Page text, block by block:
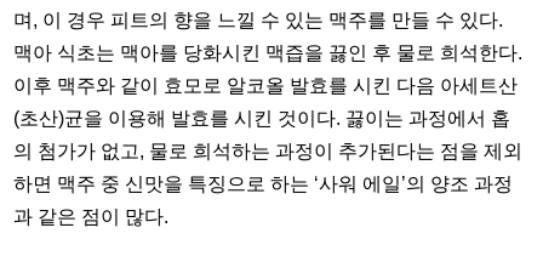
며, 이 경우 피트의 향을 느낄 수 있는 맥주를 만들 수 있다.
맥아 식초는 맥아를 당화시킨 맥즙을 끓인 후 물로 희석한다.
이후 맥주와 같이 효모로 알코올 발효를 시킨 다음 아세트산
(초산)균을 이용해 발효를 시킨 것이다. 끓이는 과정에서 홉
의 첨가가 없고, 물로 희석하는 과정이 추가된다는 점을 제외
하면 맥주 중 신맛을 특징으로 하는 ‘사워 에일’의 양조 과정
과 같은 점이 많다.